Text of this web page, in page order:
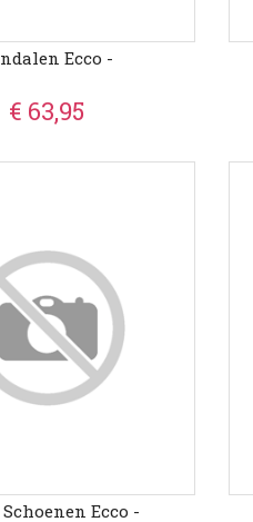
Ecco -
€ 63,95
Ecco -